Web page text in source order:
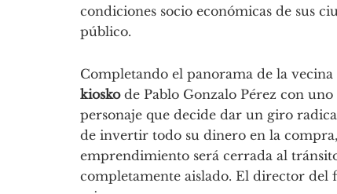
condiciones socio económicas de sus
público.
Completando el panorama de la
kioskode Pablo Gonzalo Pérez con
personaje que decide dar un giro
de invertir todo su dinero en la
emprendimiento será cerrada al
completamente aislado. El director del